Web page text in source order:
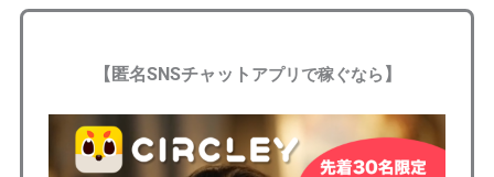
【 匿名SNSチャット アプリで稼ぐなら】